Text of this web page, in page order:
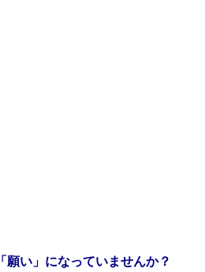
願い」になっていませんか？